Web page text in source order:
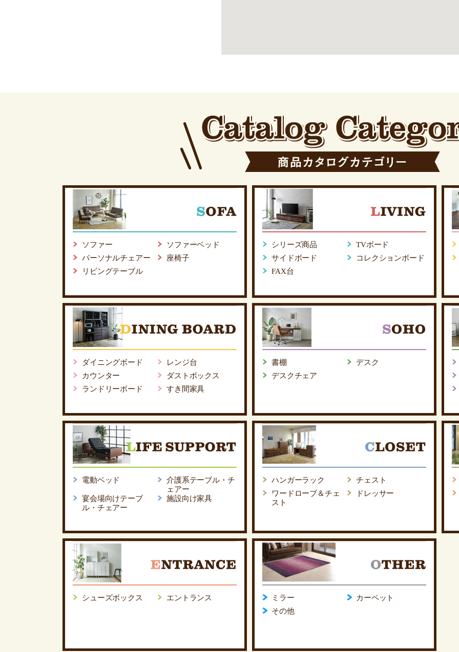
ソファー
ソファーベッド
パーソナルチェアー
座椅子
リビングテーブル
シリーズ商品
TVボード
サイドボード
コレクションボード
FAX台
ダイニングボード
レンジ台
カウンター
ダストボックス
ランドリーボード
すき間家具
書棚
デスク
デスクチェア
電動ベッド
介護系テーブル・チ
ェアー
宴会場向けテーブ
ル・チェアー
施設向け家具
ハンガーラック
チェスト
ワードローブ＆チェ
スト
ドレッサー
シューズボックス エントランス ミラー
カーペット
その他